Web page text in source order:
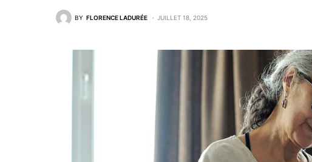
BY FLORENCE LADURÉE JUILLET 18, 2025